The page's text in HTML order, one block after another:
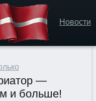
Новости
—
и больше!